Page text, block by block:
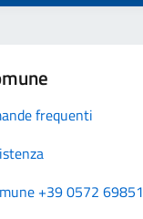
frequenti
+39 0572 69851